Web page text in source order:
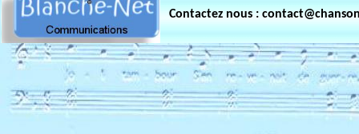
Contactez nous :